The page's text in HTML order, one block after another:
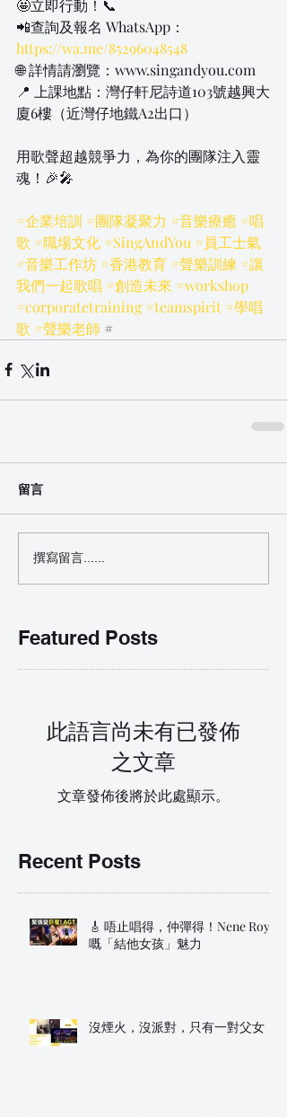
🤩立即行動！📞
📲查詢及報名 WhatsApp：
https://wa.me/85296048548
🌐 詳情請瀏覽：www.singandyou.com
📍 上課地點：灣仔軒尼詩道103號越興大
廈6樓（近灣仔地鐵A2出口）
用歌聲超越競爭力，為你的團隊注入靈
魂！🎉🎤
#企業培訓 #團隊凝聚力 #音樂療癒 #唱
歌 #職場文化 #SingAndYou #員工士氣
#音樂工作坊 #香港教育 #聲樂訓練 #讓
我們一起歌唱 #創造未來 #workshop
#corporatetraining #teamspirit #學唱
歌 #聲樂老師 #
留言
撰寫留言......
Featured Posts
此語言尚未有已發佈
之文章
文章發佈後將於此處顯示。
Recent Posts
🎸 唔止唱得，仲彈得！Nene Royal
嘅「結他女孩」魅力
沒煙火，沒派對，只有一對父女